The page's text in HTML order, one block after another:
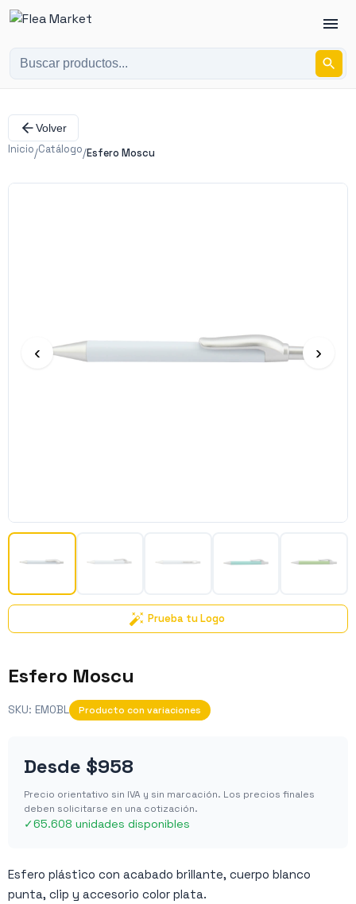
Volver
Inicio/Catálogo/Esfero Moscu
‹ ›
Prueba tu Logo
Esfero Moscu
SKU: EMOBL Producto con variaciones
Desde $958
Precio orientativo sin IVA y sin marcación. Los precios finales
deben solicitarse en una cotización.
✓65.608 unidades disponibles
Esfero plástico con acabado brillante, cuerpo blanco
punta, clip y accesorio color plata.